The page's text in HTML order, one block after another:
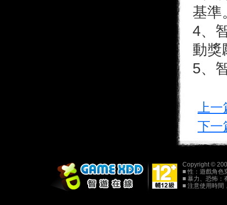
基準
4、
動獎
5、
上
下一
Copyright ©
■ 性：遊戲角色
■ 暴力、恐怖：
■ 注意使用時間